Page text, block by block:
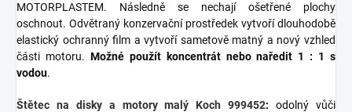
MOTORPLASTEM. Následně se nechají ošetřené plochy
oschnout. Odvětraný konzervační prostředek vytvoří dlouhodobě
elastický ochranný film a vytvoří sametově matný a nový vzhled
části motoru. Možné použít koncentrát nebo naředit 1 : 1 s
vodou.
Štětec na disky a motory malý Koch 999452:odolný vůči